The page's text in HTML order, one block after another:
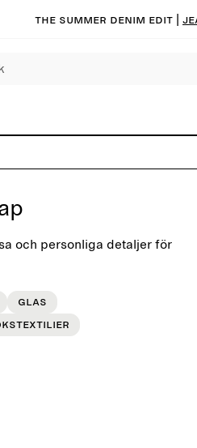
The summer denim edit |
och personliga detaljer för
Glas